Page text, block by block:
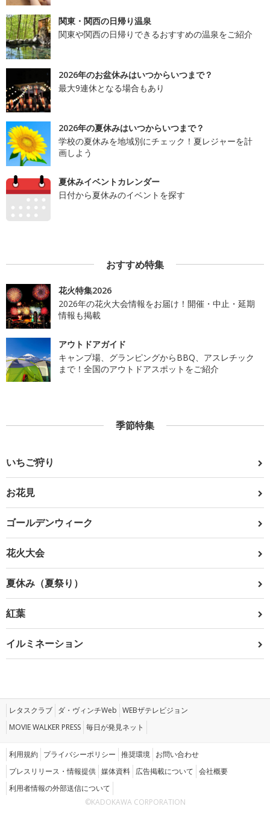
関東・関西の日帰り温泉
関東や関西の日帰りできるおすすめの温泉をご紹介
2026年のお盆休みはいつからいつまで？
最大9連休となる場合もあり
2026年の夏休みはいつからいつまで？
学校の夏休みを地域別にチェック！夏レジャーを計
画しよう
夏休みイベントカレンダー
日付から夏休みのイベントを探す
おすすめ特集
花火特集2026
2026年の花火大会情報をお届け！開催・中止・延期
情報も掲載
アウトドアガイド
キャンプ場、グランピングからBBQ、アスレチック
まで！全国のアウトドアスポットをご紹介
季節特集
いちご狩り
お花見
ゴールデンウィーク
花火大会
夏休み（夏祭り）
紅葉
イルミネーション
レタスクラブ ダ・ヴィンチWeb WEBザテレビジョン
MOVIE WALKER PRESS 毎日が発見ネット
利用規約 プライバシーポリシー 推奨環境 お問い合わせ
プレスリリース・情報提供 媒体資料 広告掲載について 会社概要
利用者情報の外部送信について
©KADOKAWA CORPORATION